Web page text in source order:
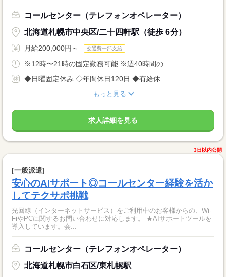
コールセンター（テレフォンオペレーター）
北海道札幌市中央区/二十四軒駅（徒歩 6分）
月給200,000円～ 交通費一部支給
※12時〜21時の固定勤務可能 ※週40時間の...
◆日曜固定休み ◇年間休日120日 ◆有給休...
もっと見る
求人詳細を見る
3日以内公開
[一般派遣]
安心のAIサポート◎コールセンター経験を活か
してテクサポ挑戦
光回線（インターネットサービス）をご利用中のお客様からの、Wi-
FiやPCに関するお問い合わせに対応します。 ★AIサポートツールを
導入しています。会...
コールセンター（テレフォンオペレーター）
北海道札幌市白石区/東札幌駅